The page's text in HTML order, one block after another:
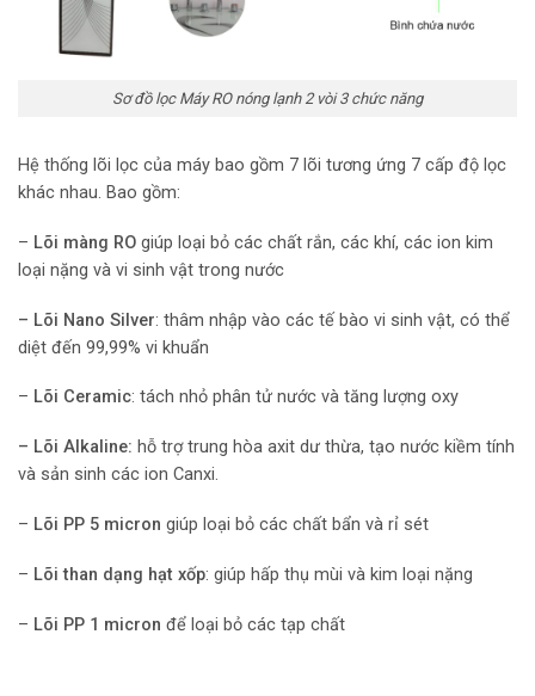
Sơ đồ lọc Máy RO nóng lạnh 2 vòi 3 chức năng
Hệ thống lõi lọc của máy bao gồm 7 lõi tương ứng 7 cấp độ lọc
khác nhau. Bao gồm:
– Lõi màng RO giúp loại bỏ các chất rắn, các khí, các ion kim
loại nặng và vi sinh vật trong nước
– Lõi Nano Silver: thâm nhập vào các tế bào vi sinh vật, có thể
diệt đến 99,99% vi khuẩn
– Lõi Ceramic: tách nhỏ phân tử nước và tăng lượng oxy
– Lõi Alkaline: hỗ trợ trung hòa axit dư thừa, tạo nước kiềm tính
và sản sinh các ion Canxi.
– Lõi PP 5 micron giúp loại bỏ các chất bẩn và rỉ sét
– Lõi than dạng hạt xốp: giúp hấp thụ mùi và kim loại nặng
– Lõi PP 1 micron để loại bỏ các tạp chất